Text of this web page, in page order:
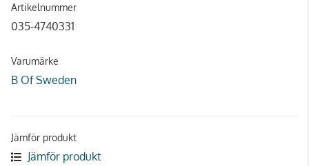
Artikelnummer
035-4740331
Varumärke
B Of Sweden
Jämför produkt
Jämför produkt